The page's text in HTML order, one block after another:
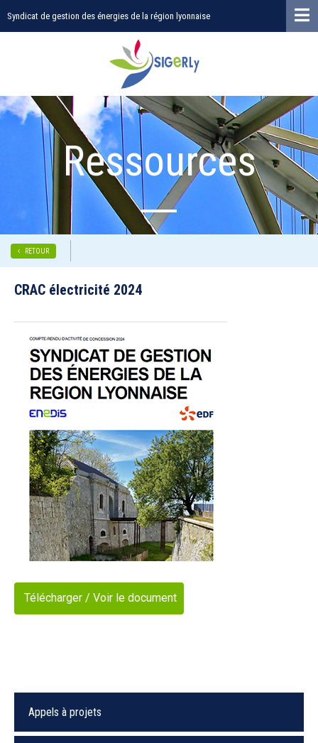
Syndicat de gestion des énergies de la région lyonnaise
Ressources
RETOUR
CRAC électricité 2024
Télécharger / Voir le document
Appels à projets